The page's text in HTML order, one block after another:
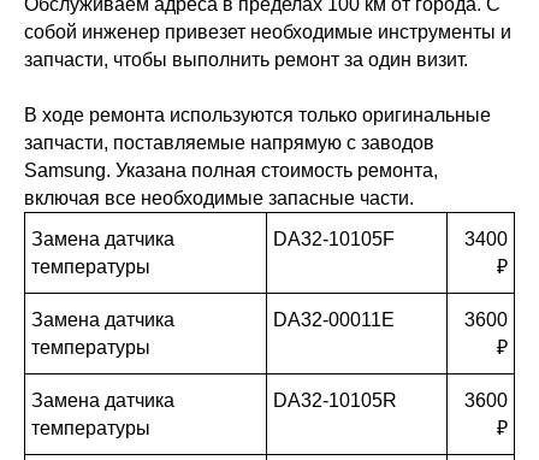
Обслуживаем адреса в пределах 100 км от города. С
собой инженер привезет необходимые инструменты и
запчасти, чтобы выполнить ремонт за один визит.
В ходе ремонта используются только оригинальные
запчасти, поставляемые напрямую с заводов
Samsung. Указана полная стоимость ремонта,
включая все необходимые запасные части.
Замена датчика
температуры
DA32-10105F
3400
₽
Замена датчика
температуры
DA32-00011E
3600
₽
Замена датчика
температуры
DA32-10105R
3600
₽